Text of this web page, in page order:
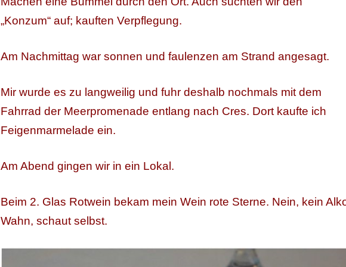
„Konzum“ auf; kauften Verpflegung.
Am Nachmittag war sonnen und faulenzen am Strand angesagt.
Mir wurde es zu langweilig und fuhr deshalb nochmals mit dem
Fahrrad der Meerpromenade entlang nach Cres. Dort kaufte ich
Feigenmarmelade ein.
Am Abend gingen wir in ein Lokal.
Beim 2. Glas Rotwein bekam mein Wein rote Sterne. Nein, kein
Wahn, schaut selbst.